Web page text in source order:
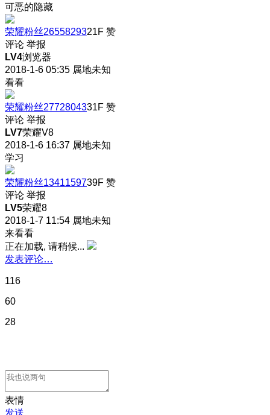
可恶的隐藏
荣耀粉丝2655829321F 赞
评论 举报
LV4浏览器
2018-1-6 05:35 属地未知
看看
荣耀粉丝2772804331F 赞
评论 举报
LV7荣耀V8
2018-1-6 16:37 属地未知
学习
荣耀粉丝1341159739F 赞
评论 举报
LV5荣耀8
2018-1-7 11:54 属地未知
来看看
正在加载, 请稍候...
发表评论…
116
60
28
表情
发送